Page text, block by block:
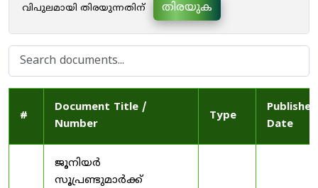
വിപുലമായി തിരയുന്നതിന്
തിരയുക
#
Document Title /
Number
Type
Published
Date
ജൂനിയർ
സൂപ്രണ്ടുമാർക്ക്